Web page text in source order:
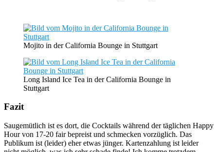
Mojito in der California Bounge in Stuttgart
Long Island Ice Tea in der California Bounge in
Stuttgart
Fazit
Saugemütlich ist es dort, die Cocktails während der täglichen Happy
Hour von 17-20 fair bepreist und schmecken vorzüglich. Das
Publikum ist (leider) eher etwas jünger. Kartenzahlung ist leider